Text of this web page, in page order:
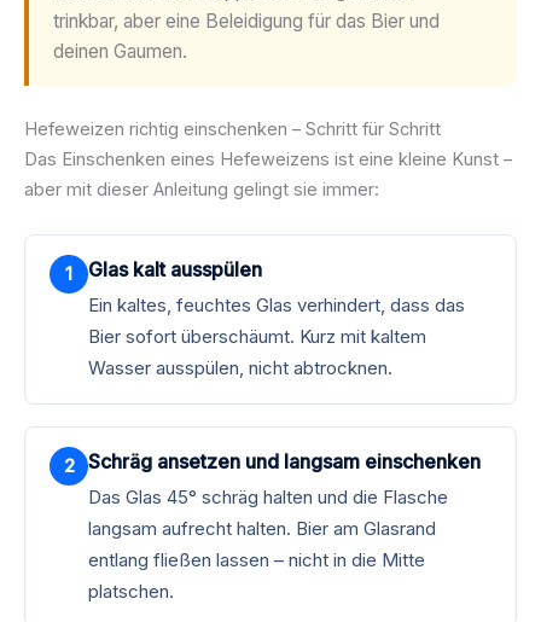
trinkbar, aber eine Beleidigung für das Bier und
deinen Gaumen.
Hefeweizen richtig einschenken – Schritt für Schritt
Das Einschenken eines Hefeweizens ist eine kleine Kunst –
aber mit dieser Anleitung gelingt sie immer:
Glas kalt ausspülen
Ein kaltes, feuchtes Glas verhindert, dass das
Bier sofort überschäumt. Kurz mit kaltem
Wasser ausspülen, nicht abtrocknen.
Schräg ansetzen und langsam einschenken
Das Glas 45° schräg halten und die Flasche
langsam aufrecht halten. Bier am Glasrand
entlang fließen lassen – nicht in die Mitte
platschen.